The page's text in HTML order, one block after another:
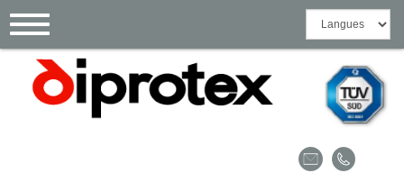
Toggle
navigation